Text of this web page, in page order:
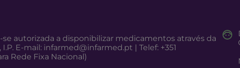
se autorizada a disponibilizar medicamentos através da
E-mail: infarmed@infarmed.pt | Telef: +351
Rede Fixa Nacional)